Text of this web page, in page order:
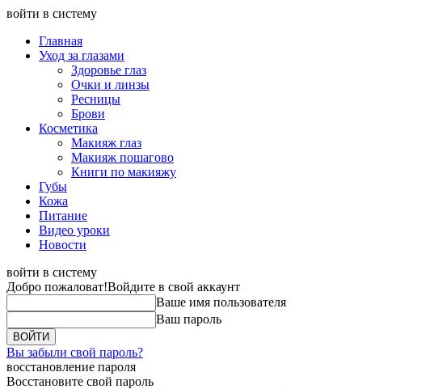
войти в систему
Главная
Уход за глазами
Здоровье глаз
Очки и линзы
Ресницы
Брови
Косметика
Макияж глаз
Макияж пошагово
Книги по макияжу
Губы
Кожа
Питание
Видео уроки
Новости
войти в систему
Добро пожаловат!Войдите в свой аккаунт
Ваше имя пользователя
Ваш пароль
Вы забыли свой пароль?
восстановление пароля
Восстановите свой пароль